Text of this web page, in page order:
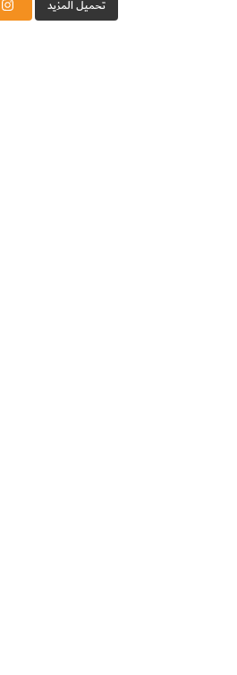
تحميل المزيد